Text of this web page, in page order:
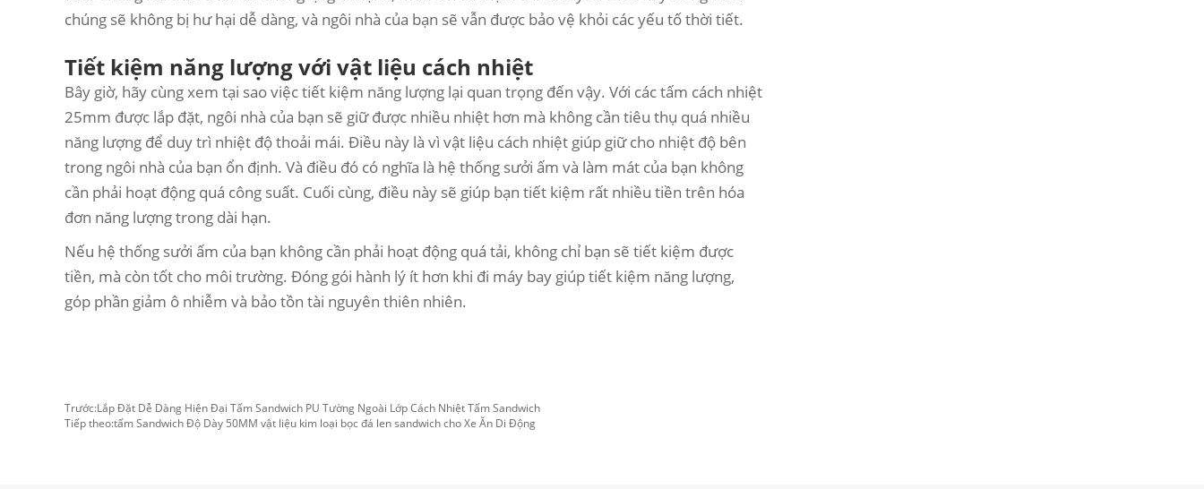
chúng sẽ không bị hư hại dễ dàng, và ngôi nhà của bạn sẽ vẫn được bảo vệ khỏi các yếu tố thời tiết.
Tiết kiệm năng lượng với vật liệu cách nhiệt
Bây giờ, hãy cùng xem tại sao việc tiết kiệm năng lượng lại quan trọng đến vậy. Với các tấm cách nhiệt
25mm được lắp đặt, ngôi nhà của bạn sẽ giữ được nhiều nhiệt hơn mà không cần tiêu thụ quá nhiều
năng lượng để duy trì nhiệt độ thoải mái. Điều này là vì vật liệu cách nhiệt giúp giữ cho nhiệt độ bên
trong ngôi nhà của bạn ổn định. Và điều đó có nghĩa là hệ thống sưởi ấm và làm mát của bạn không
cần phải hoạt động quá công suất. Cuối cùng, điều này sẽ giúp bạn tiết kiệm rất nhiều tiền trên hóa
đơn năng lượng trong dài hạn.
Nếu hệ thống sưởi ấm của bạn không cần phải hoạt động quá tải, không chỉ bạn sẽ tiết kiệm được
tiền, mà còn tốt cho môi trường. Đóng gói hành lý ít hơn khi đi máy bay giúp tiết kiệm năng lượng,
góp phần giảm ô nhiễm và bảo tồn tài nguyên thiên nhiên.
Trước:Lắp Đặt Dễ Dàng Hiện Đại Tấm Sandwich PU Tường Ngoài Lớp Cách Nhiệt Tấm Sandwich
Tiếp theo:tấm Sandwich Độ Dày 50MM vật liệu kim loại bọc đá len sandwich cho Xe Ăn Di Động